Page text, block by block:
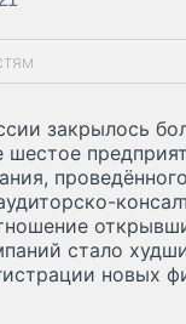
закрылось
проведённого
стало
новых